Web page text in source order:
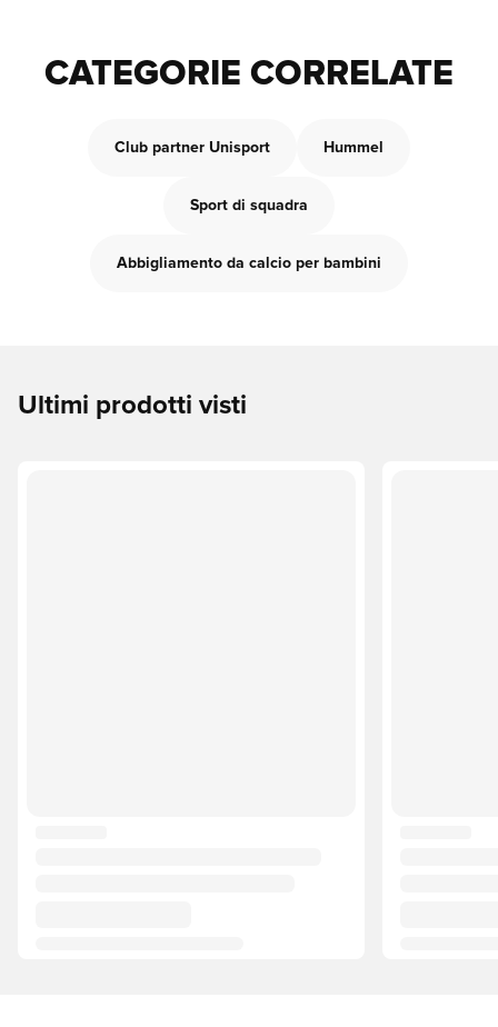
CATEGORIE CORRELATE
Club partner Unisport Hummel
Sport di squadra
Abbigliamento da calcio per bambini
Ultimi prodotti visti